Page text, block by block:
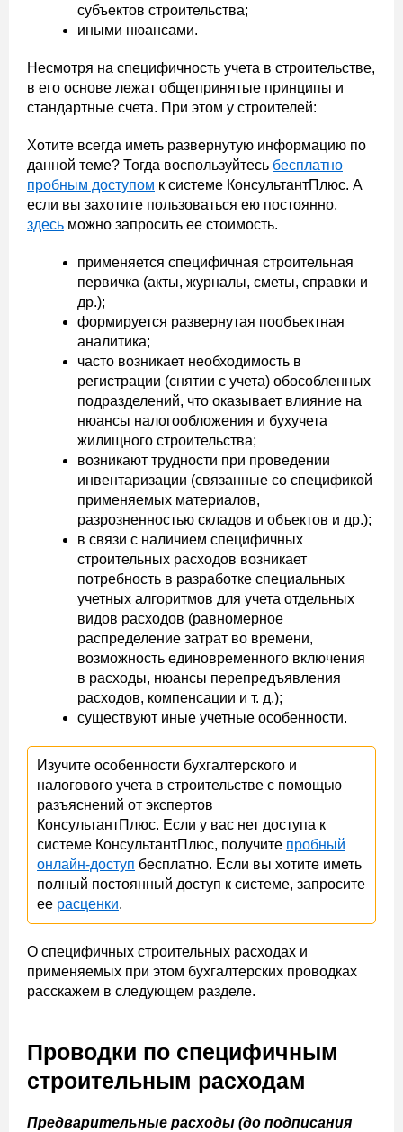
субъектов строительства;
иными нюансами.
Несмотря на специфичность учета в строительстве,
в его основе лежат общепринятые принципы и
стандартные счета. При этом у строителей:
Хотите всегда иметь развернутую информацию по
данной теме? Тогда воспользуйтесь бесплатно
пробным доступом к системе КонсультантПлюс. А
если вы захотите пользоваться ею постоянно,
здесь можно запросить ее стоимость.
применяется специфичная строительная
первичка (акты, журналы, сметы, справки и
др.);
формируется развернутая пообъектная
аналитика;
часто возникает необходимость в
регистрации (снятии с учета) обособленных
подразделений, что оказывает влияние на
нюансы налогообложения и бухучета
жилищного строительства;
возникают трудности при проведении
инвентаризации (связанные со спецификой
применяемых материалов,
разрозненностью складов и объектов и др.);
в связи с наличием специфичных
строительных расходов возникает
потребность в разработке специальных
учетных алгоритмов для учета отдельных
видов расходов (равномерное
распределение затрат во времени,
возможность единовременного включения
в расходы, нюансы перепредъявления
расходов, компенсации и т. д.);
существуют иные учетные особенности.
Изучите особенности бухгалтерского и
налогового учета в строительстве с помощью
разъяснений от экспертов
КонсультантПлюс. Если у вас нет доступа к
системе КонсультантПлюс, получите пробный
онлайн-доступ бесплатно. Если вы хотите иметь
полный постоянный доступ к системе, запросите
ее расценки.
О специфичных строительных расходах и
применяемых при этом бухгалтерских проводках
расскажем в следующем разделе.
Проводки по специфичным
строительным расходам
Предварительные расходы (до подписания